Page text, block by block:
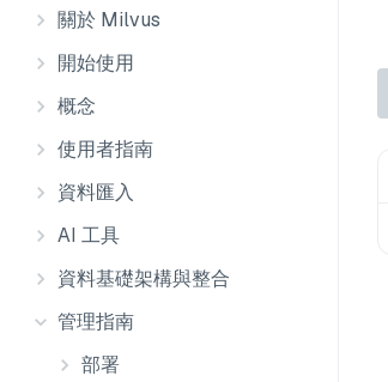
關於 Milvus
開始使用
概念
使用者指南
資料匯入
AI 工具
資料基礎架構與整合
管理指南
部署